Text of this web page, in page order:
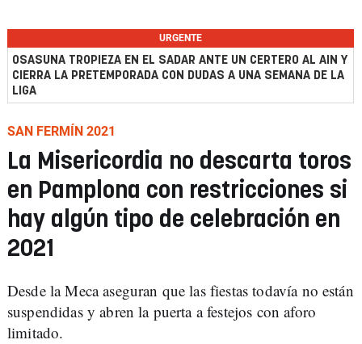
URGENTE
OSASUNA TROPIEZA EN EL SADAR ANTE UN CERTERO AL AIN Y
CIERRA LA PRETEMPORADA CON DUDAS A UNA SEMANA DE LA
LIGA
SAN FERMÍN 2021
La Misericordia no descarta toros
en Pamplona con restricciones si
hay algún tipo de celebración en
2021
Desde la Meca aseguran que las fiestas todavía no están
suspendidas y abren la puerta a festejos con aforo
limitado.